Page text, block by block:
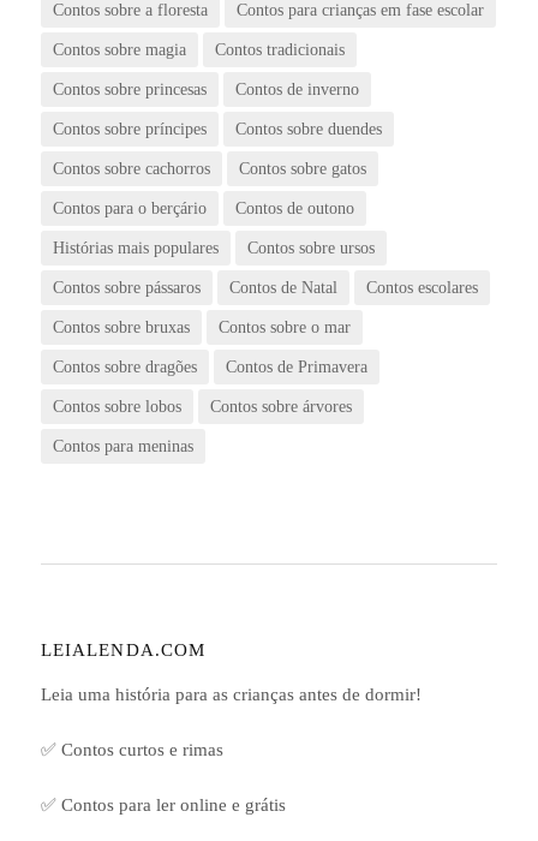
Contos sobre a floresta Contos para crianças em fase escolar
Contos sobre magia Contos tradicionais
Contos sobre princesas Contos de inverno
Contos sobre príncipes Contos sobre duendes
Contos sobre cachorros Contos sobre gatos
Contos para o berçário Contos de outono
Histórias mais populares Contos sobre ursos
Contos sobre pássaros Contos de Natal Contos escolares
Contos sobre bruxas Contos sobre o mar
Contos sobre dragões Contos de Primavera
Contos sobre lobos Contos sobre árvores
Contos para meninas
LEIALENDA.COM
Leia uma história para as crianças antes de dormir!
✅ Contos curtos e rimas
✅ Contos para ler online e grátis